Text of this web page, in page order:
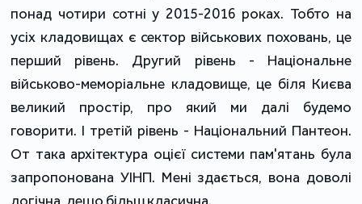
понад чотири сотні у 2015-2016 роках. Тобто на
усіх кладовищах є сектор військових поховань, це
перший рівень. Другий рівень - Національне
військово-меморіальне кладовище, це біля Києва
великий простір, про який ми далі будемо
говорити. І третій рівень - Національний Пантеон.
От така архітектура оцієї системи пам'ятань була
запропонована УІНП. Мені здається, вона доволі